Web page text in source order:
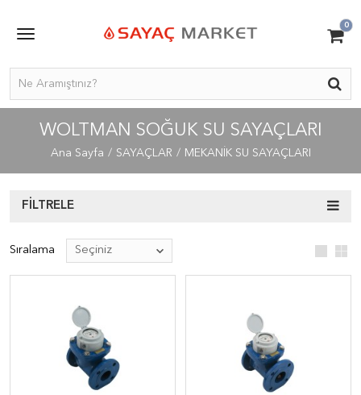
0
WOLTMAN SOĞUK SU SAYAÇLARI
Ana Sayfa SAYAÇLAR MEKANİK SU SAYAÇLARI
FILTRELE
Sıralama